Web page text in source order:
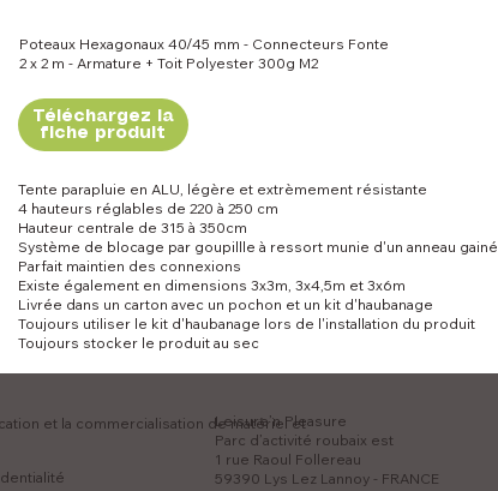
Poteaux Hexagonaux 40/45 mm - Connecteurs Fonte
2 x 2 m - Armature + Toit Polyester 300g M2
Téléchargez la
fiche produit
Tente parapluie en ALU, légère et extrèmement résistante
4 hauteurs réglables de 220 à 250 cm
Hauteur centrale de 315 à 350cm
Système de blocage par goupillle à ressort munie d'un anneau gainé
Parfait maintien des connexions
Existe également en dimensions 3x3m, 3x4,5m et 3x6m
Livrée dans un carton avec un pochon et un kit d'haubanage
Toujours utiliser le kit d'haubanage lors de l'installation du produit
Toujours stocker le produit au sec
et la commercialisation de matériel et
Leisure’n Pleasure
Parc d’activité roubaix est
1 rue Raoul Follereau
59390 Lys Lez Lannoy - FRANCE